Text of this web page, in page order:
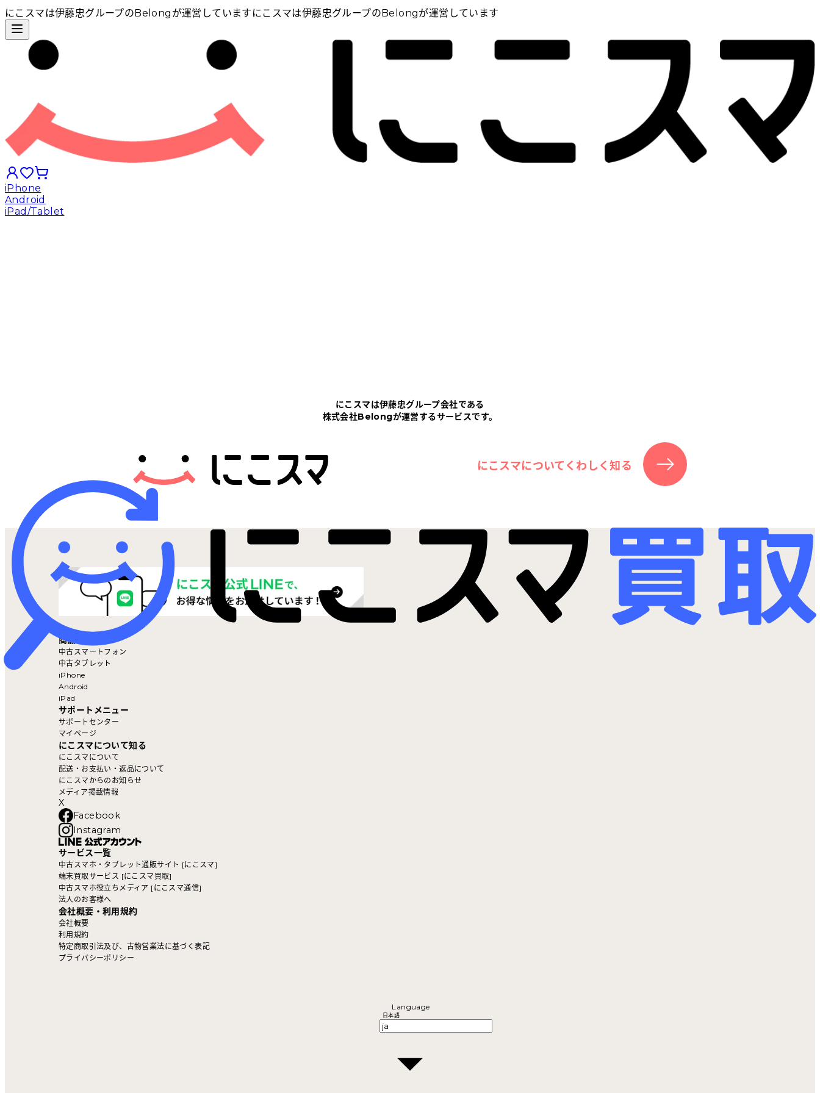
にこスマは伊藤忠グループのBelongが運営しています にこスマは伊藤忠グループのBelongが運営しています
iPhone
Android
iPad/Tablet
ニュース
にこスマ通信
マイページ
にこスマは伊藤忠グループ会社である
株式会社Belongが運営するサービスです。
にこスマについてくわしく知る
商品を探す
中古スマートフォン
中古タブレット
iPhone
Android
iPad
サポートメニュー
サポートセンター
マイページ
にこスマについて知る
にこスマについて
配送・お支払い・返品について
にこスマからのお知らせ
メディア掲載情報
X
Facebook
Instagram
サービス一覧
中古スマホ・タブレット通販サイト [にこスマ]
端末買取サービス [にこスマ買取]
中古スマホ役立ちメディア [にこスマ通信]
法人のお客様へ
会社概要・利用規約
会社概要
利用規約
特定商取引法及び、古物営業法に基づく表記
プライバシーポリシー
Language
日本語